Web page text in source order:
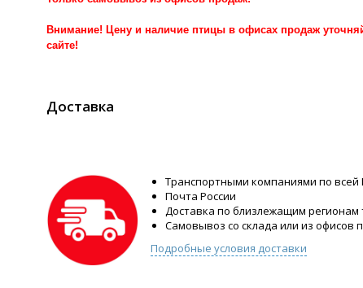
Внимание! Цену и наличие птицы в офисах продаж
сайте!
Доставка
Транспортными компаниями по всей
Почта России
Доставка по близлежащим
Самовывоз со склада или из офисов
Подробные условия доставки